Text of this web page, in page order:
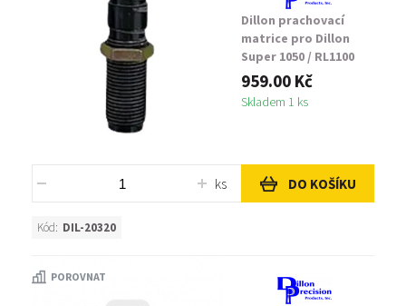
Dillon prachovací
matrice pro Dillon
Super 1050 / RL1100
černá
959.00 Kč
Skladem 1 ks
ks DO KOŠÍKU
Kód: DIL-20320
POROVNAT